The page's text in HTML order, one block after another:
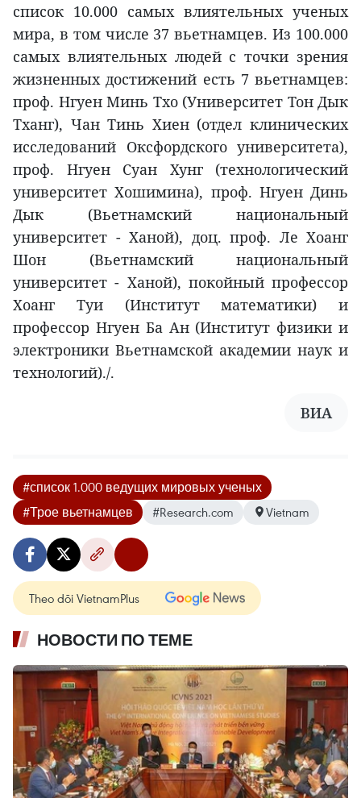
список 10.000 самых влиятельных ученых
мира, в том числе 37 вьетнамцев. Из 100.000
самых влиятельных людей с точки зрения
жизненных достижений есть 7 вьетнамцев:
проф. Нгуен Минь Тхо (Университет Тон Дык
Тханг), Чан Тинь Хиен (отдел клинических
исследований Оксфордского университета),
проф. Нгуен Суан Хунг (технологический
университет Хошимина), проф. Нгуен Динь
Дык (Вьетнамский национальный
университет - Ханой), доц. проф. Ле Хоанг
Шон (Вьетнамский национальный
университет - Ханой), покойный профессор
Хоанг Туи (Институт математики) и
профессор Нгуен Ба Ан (Институт физики и
электроники Вьетнамской академии наук и
технологий)./.
ВИА
#список 1.000 ведущих мировых ученых
#Трое вьетнамцев
#Research.com Vietnam
Theo dõi VietnamPlus
НОВОСТИ ПО ТЕМЕ